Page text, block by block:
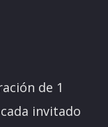
de 1
invitado